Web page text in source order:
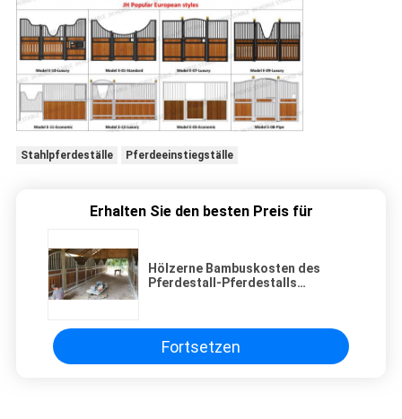
Stahlpferdeställe Pferdeeinstiegställe
Erhalten Sie den besten Preis für
Hölzerne Bambuskosten des
Pferdestall-Pferdestalls
Fortsetzen